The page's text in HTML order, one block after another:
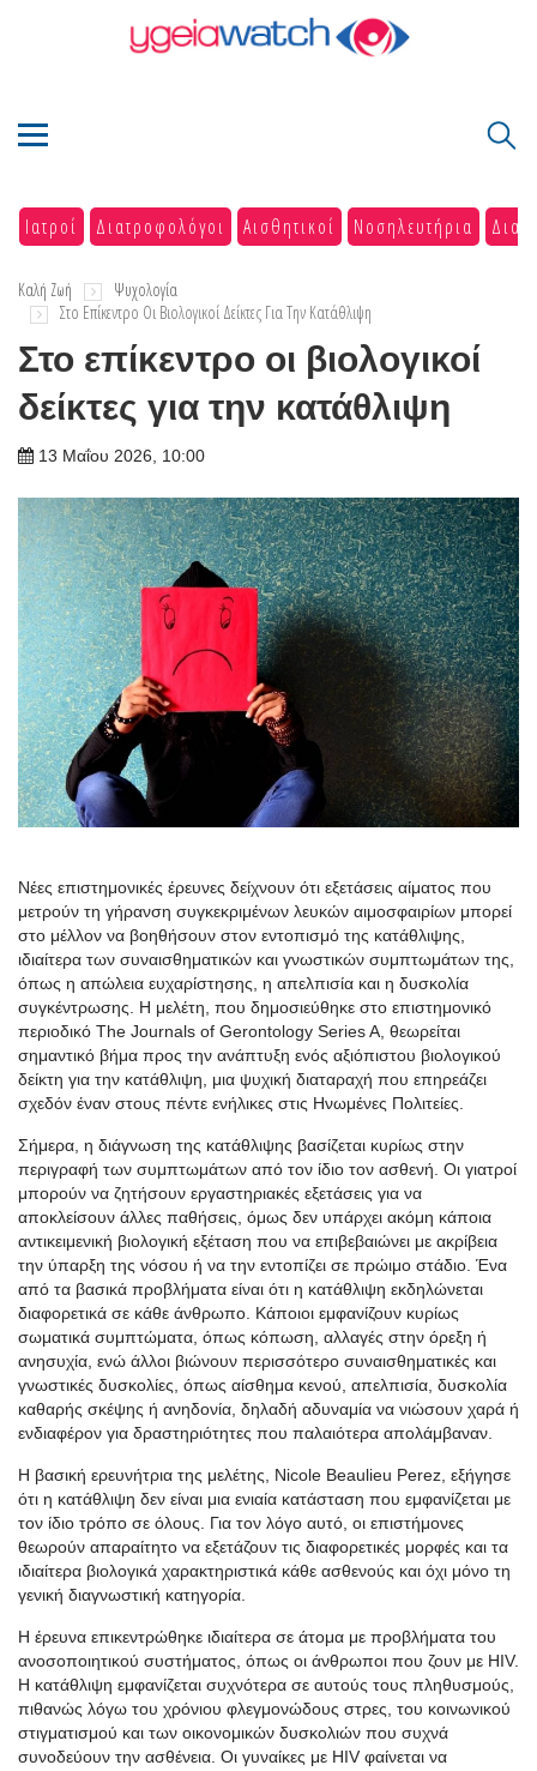
Ιατροί Διατροφολόγοι Αισθητικοί Νοσηλευτήρια
Καλή Ζωή
Ψυχολογία
Στο Επίκεντρο Οι Βιολογικοί Δείκτες Για Την Κατάθλιψη
Στο επίκεντρο οι βιολογικοί
δείκτες για την κατάθλιψη
13 Μαΐου 2026, 10:00
Νέες επιστημονικές έρευνες δείχνουν ότι εξετάσεις αίματος που
μετρούν τη γήρανση συγκεκριμένων λευκών αιμοσφαιρίων μπορεί
στο μέλλον να βοηθήσουν στον εντοπισμό της κατάθλιψης,
ιδιαίτερα των συναισθηματικών και γνωστικών συμπτωμάτων της,
όπως η απώλεια ευχαρίστησης, η απελπισία και η δυσκολία
συγκέντρωσης. Η μελέτη, που δημοσιεύθηκε στο επιστημονικό
περιοδικό The Journals of Gerontology Series A, θεωρείται
σημαντικό βήμα προς την ανάπτυξη ενός αξιόπιστου βιολογικού
δείκτη για την κατάθλιψη, μια ψυχική διαταραχή που επηρεάζει
σχεδόν έναν στους πέντε ενήλικες στις Ηνωμένες Πολιτείες.
Σήμερα, η διάγνωση της κατάθλιψης βασίζεται κυρίως στην
περιγραφή των συμπτωμάτων από τον ίδιο τον ασθενή. Οι γιατροί
μπορούν να ζητήσουν εργαστηριακές εξετάσεις για να
αποκλείσουν άλλες παθήσεις, όμως δεν υπάρχει ακόμη κάποια
αντικειμενική βιολογική εξέταση που να επιβεβαιώνει με ακρίβεια
την ύπαρξη της νόσου ή να την εντοπίζει σε πρώιμο στάδιο. Ένα
από τα βασικά προβλήματα είναι ότι η κατάθλιψη εκδηλώνεται
διαφορετικά σε κάθε άνθρωπο. Κάποιοι εμφανίζουν κυρίως
σωματικά συμπτώματα, όπως κόπωση, αλλαγές στην όρεξη ή
ανησυχία, ενώ άλλοι βιώνουν περισσότερο συναισθηματικές και
γνωστικές δυσκολίες, όπως αίσθημα κενού, απελπισία, δυσκολία
καθαρής σκέψης ή ανηδονία, δηλαδή αδυναμία να νιώσουν χαρά ή
ενδιαφέρον για δραστηριότητες που παλαιότερα απολάμβαναν.
Η βασική ερευνήτρια της μελέτης, Nicole Beaulieu Perez, εξήγησε
ότι η κατάθλιψη δεν είναι μια ενιαία κατάσταση που εμφανίζεται με
τον ίδιο τρόπο σε όλους. Για τον λόγο αυτό, οι επιστήμονες
θεωρούν απαραίτητο να εξετάζουν τις διαφορετικές μορφές και τα
ιδιαίτερα βιολογικά χαρακτηριστικά κάθε ασθενούς και όχι μόνο τη
γενική διαγνωστική κατηγορία.
Η έρευνα επικεντρώθηκε ιδιαίτερα σε άτομα με προβλήματα του
ανοσοποιητικού συστήματος, όπως οι άνθρωποι που ζουν με HIV.
Η κατάθλιψη εμφανίζεται συχνότερα σε αυτούς τους πληθυσμούς,
πιθανώς λόγω του χρόνιου φλεγμονώδους στρες, του κοινωνικού
στιγματισμού και των οικονομικών δυσκολιών που συχνά
συνοδεύουν την ασθένεια. Οι γυναίκες με HIV φαίνεται να